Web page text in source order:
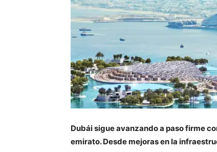
Dubái sigue avanzando a paso firme
emirato. Desde mejoras en la